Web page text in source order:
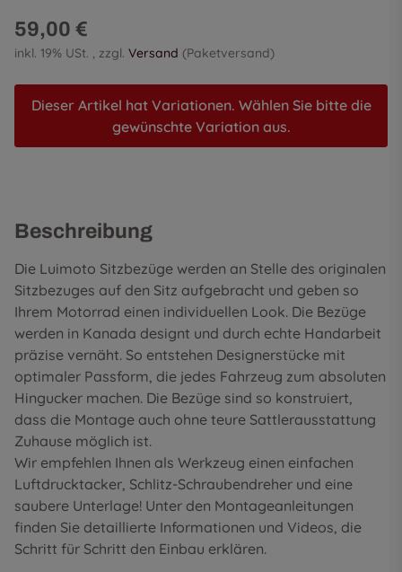
59,00 €
inkl. 19% USt. , zzgl. Versand (Paketversand)
Dieser Artikel hat Variationen. Wählen Sie bitte die
gewünschte Variation aus.
Beschreibung
Die Luimoto Sitzbezüge werden an Stelle des originalen
Sitzbezuges auf den Sitz aufgebracht und geben so
Ihrem Motorrad einen individuellen Look. Die Bezüge
werden in Kanada designt und durch echte Handarbeit
präzise vernäht. So entstehen Designerstücke mit
optimaler Passform, die jedes Fahrzeug zum absoluten
Hingucker machen. Die Bezüge sind so konstruiert,
dass die Montage auch ohne teure Sattlerausstattung
Zuhause möglich ist.
Wir empfehlen Ihnen als Werkzeug einen einfachen
Luftdrucktacker, Schlitz-Schraubendreher und eine
saubere Unterlage! Unter den Montageanleitungen
finden Sie detaillierte Informationen und Videos, die
Schritt für Schritt den Einbau erklären.